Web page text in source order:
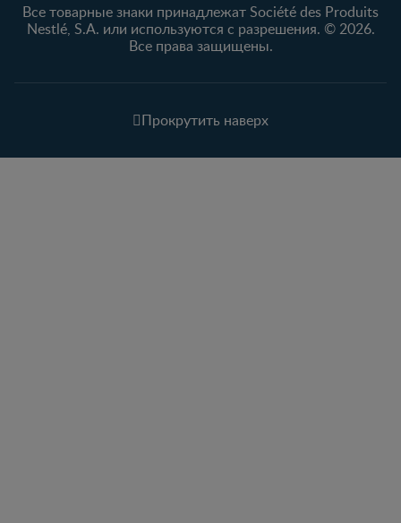
Все товарные знаки принадлежат Société des Produits
Nestlé, S.A. или используются с разрешения. © 2026.
Все права защищены.
Прокрутить наверх